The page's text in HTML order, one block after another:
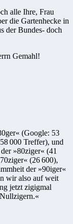
alle Ihre, Frau
die Gartenhecke in
der Bundes- doch
Gemahl!
(Google: 53
000 Treffer), und
»80ziger« (41
(26 600),
der »90iger«
wir also auf weit
jetzt zigigmal